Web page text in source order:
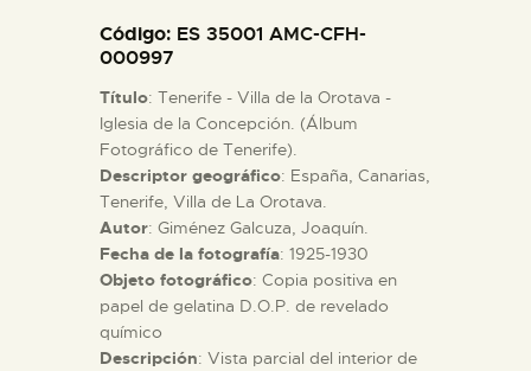
Código: ES 35001 AMC-CFH-
000997
Título: Tenerife - Villa de la Orotava -
Iglesia de la Concepción. (Álbum
Fotográfico de Tenerife).
Descriptor geográfico: España, Canarias,
Tenerife, Villa de La Orotava.
Autor: Giménez Galcuza, Joaquín.
Fecha de la fotografía: 1925-1930
Objeto fotográfico: Copia positiva en
papel de gelatina D.O.P. de revelado
químico
Descripción: Vista parcial del interior de